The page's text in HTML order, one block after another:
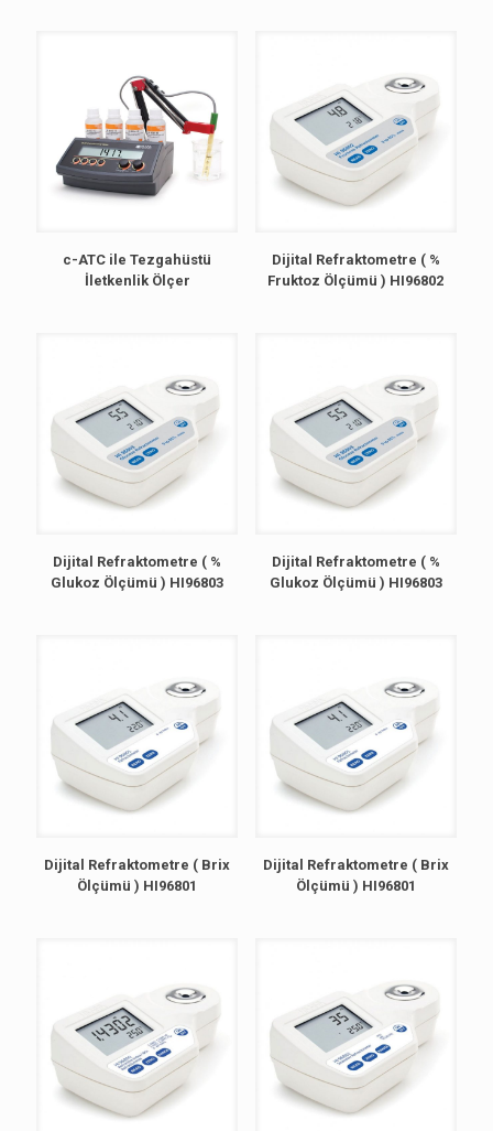
c-ATC ile Tezgahüstü
İletkenlik Ölçer
Dijital Refraktometre ( %
Fruktoz Ölçümü ) HI96802
Dijital Refraktometre ( %
Glukoz Ölçümü ) HI96803
Dijital Refraktometre ( %
Glukoz Ölçümü ) HI96803
Dijital Refraktometre ( Brix
Ölçümü ) HI96801
Dijital Refraktometre ( Brix
Ölçümü ) HI96801